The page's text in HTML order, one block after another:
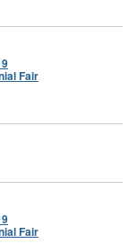
Fair
Fair